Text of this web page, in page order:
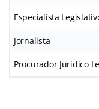
Especialista
Jornalista
Procurador Jurídico